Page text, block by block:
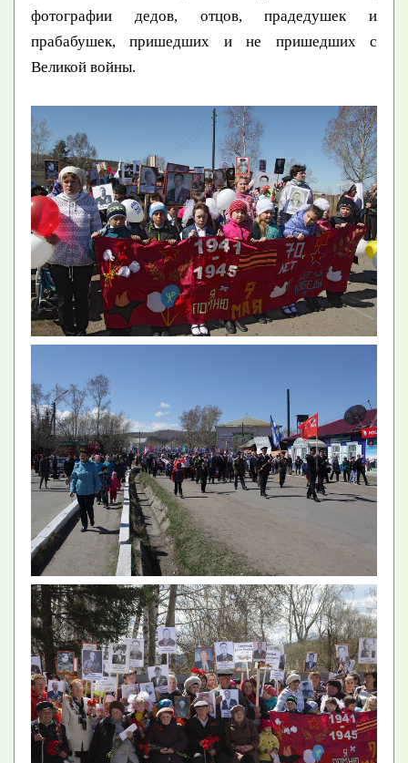
фотографии дедов, отцов, прадедушек и
прабабушек, пришедших и не пришедших с
Великой войны.